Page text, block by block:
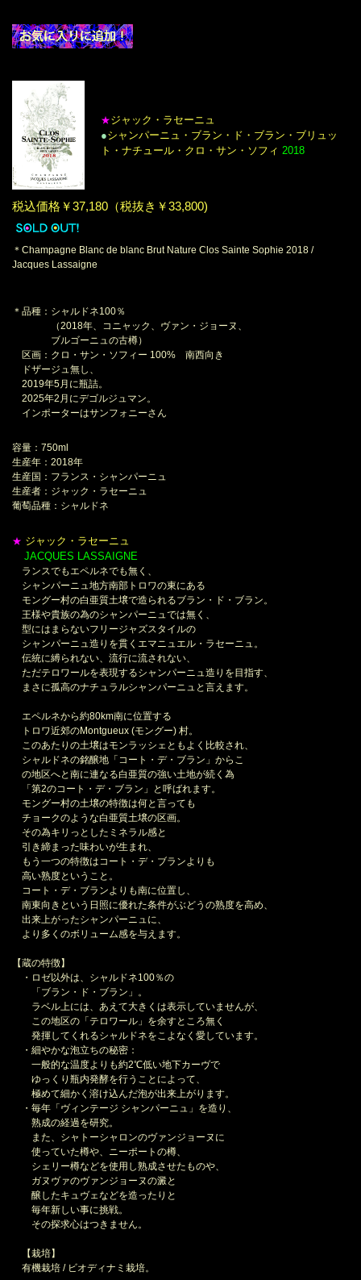
★ジャック・ラセーニュ
●シャンパーニュ・ブラン・ド・ブラン・ブリュッ
ト・ナチュール・クロ・サン・ソフィ 2018
税込価格￥37,180（税抜き￥33,800)
＊Champagne Blanc de blanc Brut Nature Clos Sainte Sophie 2018 /
Jacques Lassaigne
＊品種：シャルドネ100％
（2018年、コニャック、ヴァン・ジョーヌ、
ブルゴーニュの古樽）
区画：クロ・サン・ソフィー 100% 南西向き
ドザージュ無し、
2019年5月に瓶詰。
2025年2月にデゴルジュマン。
インポーターはサンフォニーさん
容量：750ml
生産年：2018年
生産国：フランス・シャンパーニュ
生産者：ジャック・ラセーニュ
葡萄品種：シャルドネ
★ ジャック・ラセーニュ
JACQUES LASSAIGNE
ランスでもエペルネでも無く、
シャンパーニュ地方南部トロワの東にある
モングー村の白亜質土壌で造られるブラン・ド・ブラン。
王様や貴族の為のシャンパーニュでは無く、
型にはまらないフリージャズスタイルの
シャンパーニュ造りを貫くエマニュエル・ラセーニュ。
伝統に縛られない、流行に流されない、
ただテロワールを表現するシャンパーニュ造りを目指す、
まさに孤高のナチュラルシャンパーニュと言えます。
エペルネから約80km南に位置する
トロワ近郊のMontgueux (モングー) 村。
このあたりの土壌はモンラッシェともよく比較され、
シャルドネの銘醸地「コート・デ・ブラン」からこ
の地区へと南に連なる白亜質の強い土地が続く為
「第2のコート・デ・ブラン」と呼ばれます。
モングー村の土壌の特徴は何と言っても
チョークのような白亜質土壌の区画。
その為キリっとしたミネラル感と
引き締まった味わいが生まれ、
もう一つの特徴はコート・デ・ブランよりも
高い熟度ということ。
コート・デ・ブランよりも南に位置し、
南東向きという日照に優れた条件がぶどうの熟度を高め、
出来上がったシャンパーニュに、
より多くのボリューム感を与えます。
【蔵の特徴】
・ロゼ以外は、シャルドネ100％の
「ブラン・ド・ブラン」。
ラベル上には、あえて大きくは表示していませんが、
この地区の「テロワール」を余すところ無く
発揮してくれるシャルドネをこよなく愛しています。
・細やかな泡立ちの秘密：
一般的な温度よりも約2℃低い地下カーヴで
ゆっくり瓶内発酵を行うことによって、
極めて細かく溶け込んだ泡が出来上がります。
・毎年「ヴィンテージ シャンパーニュ」を造り、
熟成の経過を研究。
また、シャトーシャロンのヴァンジョーヌに
使っていた樽や、ニーポートの樽、
シェリー樽などを使用し熟成させたものや、
ガヌヴァのヴァンジョーヌの澱と
醸したキュヴェなどを造ったりと
毎年新しい事に挑戦。
その探求心はつきません。
【栽培】
有機栽培 / ビオディナミ栽培。